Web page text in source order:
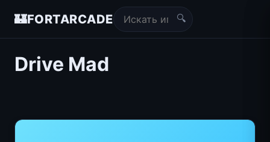
🏰FORTARCADE 🔍
Drive Mad